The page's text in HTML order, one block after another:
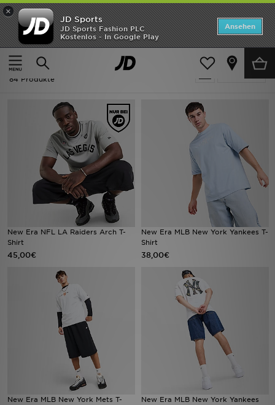
×
JD Sports
JD Sports Fashion PLC
Kostenlos - In Google Play
Ansehen
Startseite
Herren
verfeinern
Herren - New Era
84 Produkte
New Era NFL LA Raiders Arch T-
Shirt
45,00€
New Era MLB New York Yankees T-
Shirt
38,00€
New Era MLB New York Mets T-
New Era MLB New York Yankees
Startseite
ANGEBOTE
Marken
Neuheiten
Damen
Kinder
JD Exklusives
Lade Die APP
Geschenkkarte